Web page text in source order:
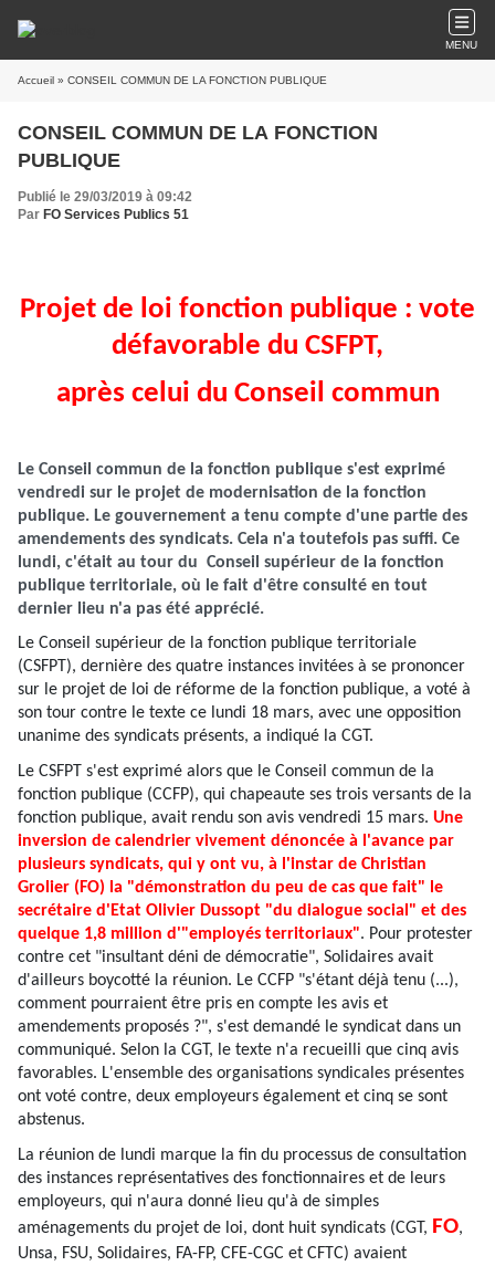
MENU
Accueil » CONSEIL COMMUN DE LA FONCTION PUBLIQUE
CONSEIL COMMUN DE LA FONCTION
PUBLIQUE
Publié le 29/03/2019 à 09:42
Par FO Services Publics 51
Projet de loi fonction publique : vote
défavorable du CSFPT,
après celui du Conseil commun
Le Conseil commun de la fonction publique s'est exprimé
vendredi sur le projet de modernisation de la fonction
publique. Le gouvernement a tenu compte d'une partie des
amendements des syndicats. Cela n'a toutefois pas suffi. Ce
lundi, c'était au tour du Conseil supérieur de la fonction
publique territoriale, où le fait d'être consulté en tout
dernier lieu n'a pas été apprécié.
Le Conseil supérieur de la fonction publique territoriale
(CSFPT), dernière des quatre instances invitées à se prononcer
sur le projet de loi de réforme de la fonction publique, a voté à
son tour contre le texte ce lundi 18 mars, avec une opposition
unanime des syndicats présents, a indiqué la CGT.
Le CSFPT s'est exprimé alors que le Conseil commun de la
fonction publique (CCFP), qui chapeaute ses trois versants de la
fonction publique, avait rendu son avis vendredi 15 mars. Une
inversion de calendrier vivement dénoncée à l'avance par
plusieurs syndicats, qui y ont vu, à l'instar de Christian
Grolier (FO) la "démonstration du peu de cas que fait" le
secrétaire d'Etat Olivier Dussopt "du dialogue social" et des
quelque 1,8 million d'"employés territoriaux". Pour protester
contre cet "insultant déni de démocratie", Solidaires avait
d'ailleurs boycotté la réunion. Le CCFP "s'étant déjà tenu (...),
comment pourraient être pris en compte les avis et
amendements proposés ?", s'est demandé le syndicat dans un
communiqué. Selon la CGT, le texte n'a recueilli que cinq avis
favorables. L'ensemble des organisations syndicales présentes
ont voté contre, deux employeurs également et cinq se sont
abstenus.
La réunion de lundi marque la fin du processus de consultation
des instances représentatives des fonctionnaires et de leurs
employeurs, qui n'aura donné lieu qu'à de simples
aménagements du projet de loi, dont huit syndicats (CGT, FO,
Unsa, FSU, Solidaires, FA-FP, CFE-CGC et CFTC) avaient